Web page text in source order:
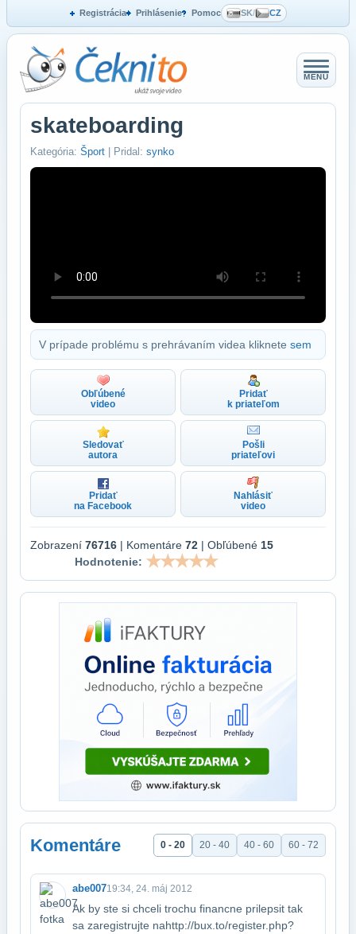
Registrácia Prihlásenie Pomoc SK/ CZ
MENU
skateboarding
Kategória: Šport | Pridal: synko
V prípade problému s prehrávaním videa kliknete sem
Obľúbené
video
Pridať
k priateľom
Sledovať
autora
Pošli
priateľovi
Pridať
na Facebook
Nahlásiť
video
Zobrazení 76716 | Komentáre 72 | Obľúbené 15
Hodnotenie:
Komentáre 0 - 20 20 - 40 40 - 60 60 - 72
abe00719:34, 24. máj 2012
Ak by ste si chceli trochu financne prilepsit tak
sa zaregistrujte na​http://bux.to/register.php?